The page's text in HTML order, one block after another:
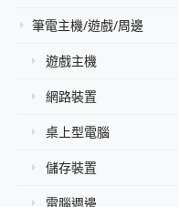
筆電主機/遊戲/周邊
遊戲主機
網路裝置
桌上型電腦
儲存裝置
電腦週邊